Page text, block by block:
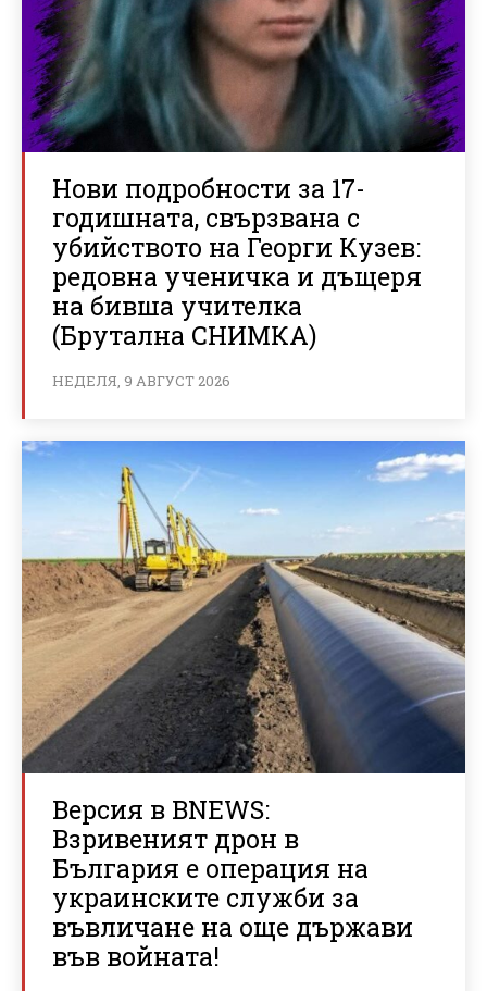
Нови подробности за 17-
годишната, свързвана с
убийството на Георги Кузев:
редовна ученичка и дъщеря
на бивша учителка
(Брутална СНИМКА)
НЕДЕЛЯ, 9 АВГУСТ 2026
Версия в BNEWS:
Взривеният дрон в
България е операция на
украинските служби за
въвличане на още държави
във войната!